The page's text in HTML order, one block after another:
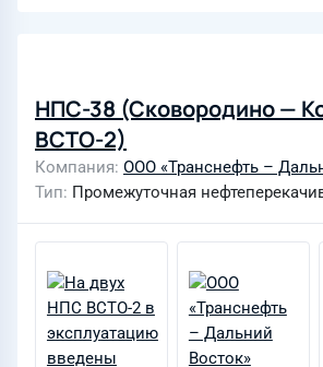
НПС-38 (Сковородино —
ВСТО-2)
Компания ООО «Транснефть –
Тип Промежуточная